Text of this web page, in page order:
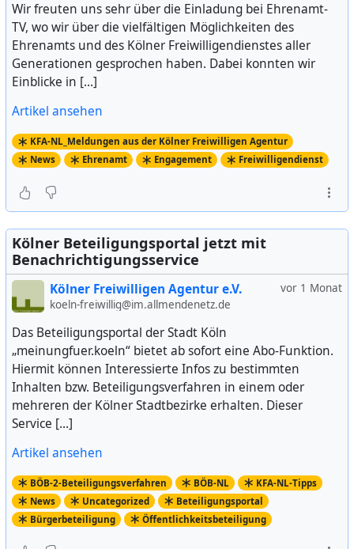
Wir freuten uns sehr über die Einladung bei Ehrenamt-
TV, wo wir über die vielfältigen Möglichkeiten des
Ehrenamts und des Kölner Freiwilligendienstes aller
Generationen gesprochen haben. Dabei konnten wir
Einblicke in […]
Artikel ansehen
KFA-NL_Meldungen aus der Kölner Freiwilligen Agentur
News
Ehrenamt Engagement Freiwilligendienst
Kölner Beteiligungsportal jetzt mit
Benachrichtigungsservice
vor 1 Monat
Kölner Freiwilligen Agentur e.V.
koeln-freiwillig@im.allmendenetz.de
Das Beteiligungsportal der Stadt Köln
„meinungfuer.koeln“ bietet ab sofort eine Abo-Funktion.
Hiermit können Interessierte Infos zu bestimmten
Inhalten bzw. Beteiligungsverfahren in einem oder
mehreren der Kölner Stadtbezirke erhalten. Dieser
Service […]
Artikel ansehen
BÖB-2-Beteiligungsverfahren BÖB-NL
KFA-NL-Tipps
News
Uncategorized
Beteiligungsportal
Bürgerbeteiligung
Öffentlichkeitsbeteiligung